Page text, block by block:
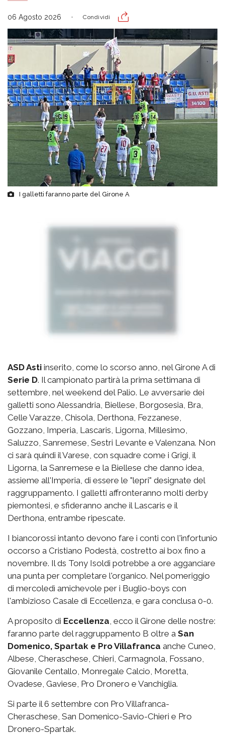
06 Agosto 2026 Condividi
I galletti faranno parte del Girone A
ASD Asti inserito, come lo scorso anno, nel Girone A di
Serie D. Il campionato partirà la prima settimana di
settembre, nel weekend del Palio. Le avversarie dei
galletti sono Alessandria, Biellese, Borgosesia, Bra,
Celle Varazze, Chisola, Derthona, Fezzanese,
Gozzano, Imperia, Lascaris, Ligorna, Millesimo,
Saluzzo, Sanremese, Sestri Levante e Valenzana. Non
ci sarà quindi il Varese, con squadre come i Grigi, il
Ligorna, la Sanremese e la Biellese che danno idea,
assieme all'Imperia, di essere le "lepri" designate del
raggruppamento. I galletti affronteranno molti derby
piemontesi, e sfideranno anche il Lascaris e il
Derthona, entrambe ripescate.
I biancorossi intanto devono fare i conti con l'infortunio
occorso a Cristiano Podestà, costretto ai box fino a
novembre. Il ds Tony Isoldi potrebbe a ore agganciare
una punta per completare l'organico. Nel pomeriggio
di mercoledì amichevole per i Buglio-boys con
l'ambizioso Casale di Eccellenza, e gara conclusa 0-0.
A proposito di Eccellenza , ecco il Girone delle nostre:
faranno parte del raggruppamento B oltre a San
Domenico, Spartak e Pro Villafranca anche Cuneo,
Albese, Cheraschese, Chieri, Carmagnola, Fossano,
Giovanile Centallo, Monregale Calcio, Moretta,
Ovadese, Gaviese, Pro Dronero e Vanchiglia.
Si parte il 6 settembre con Pro Villafranca-
Cheraschese, San Domenico-Savio-Chieri e Pro
Dronero-Spartak.